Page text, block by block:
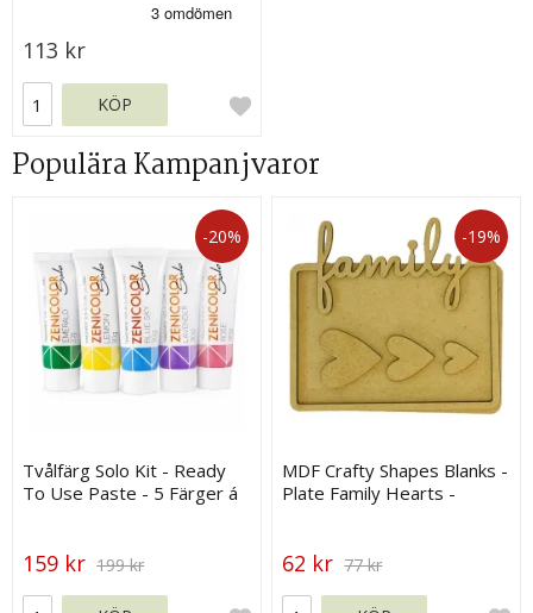
113 kr
KÖP
Populära Kampanjvaror
-20%
Tvålfärg Solo Kit - Ready
To Use Paste - 5 Färger á
159 kr 199 kr
-19%
MDF Crafty Shapes Blanks -
Plate Family Hearts -
62 kr 77 kr